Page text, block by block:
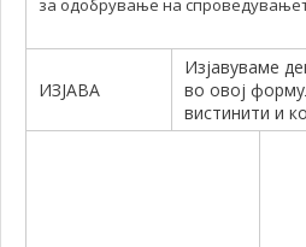
за одобрување на
ИЗЈАВА
Изјавуваме
во овој
вистинити и